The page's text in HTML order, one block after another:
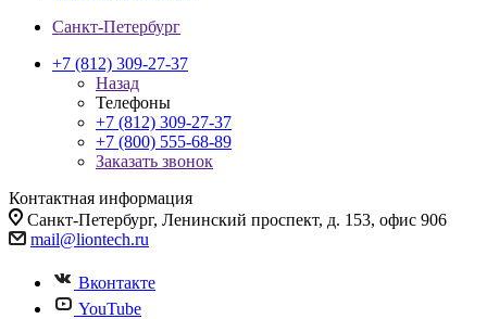
Санкт-Петербург
+7 (812) 309-27-37
Назад
Телефоны
+7 (812) 309-27-37
+7 (800) 555-68-89
Заказать звонок
Контактная информация
Санкт-Петербург, Ленинский проспект, д. 153, офис 906
mail@liontech.ru
Вконтакте
YouTube